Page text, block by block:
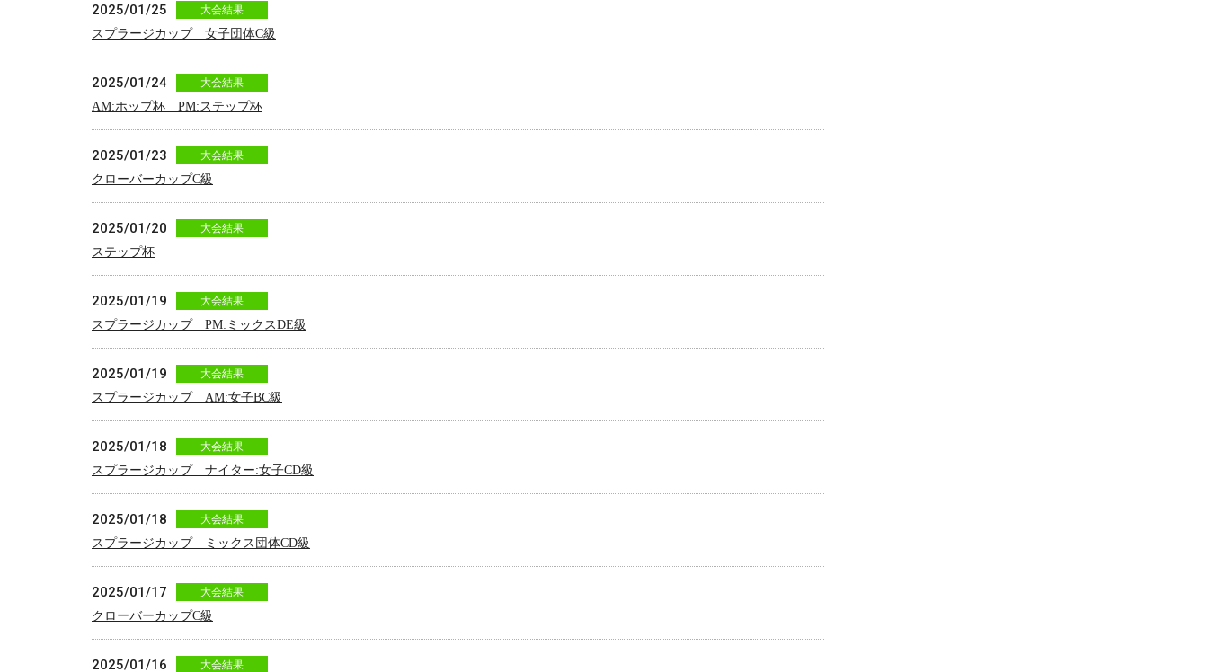
2025/01/25 大会結果
スプラージカップ 女子団体C級
2025/01/24 大会結果
AM:ホップ杯 PM:ステップ杯
2025/01/23 大会結果
クローバーカップC級
2025/01/20 大会結果
ステップ杯
2025/01/19 大会結果
スプラージカップ PM:ミックスDE級
2025/01/19 大会結果
スプラージカップ AM:女子BC級
2025/01/18 大会結果
スプラージカップ ナイター:女子CD級
2025/01/18 大会結果
スプラージカップ ミックス団体CD級
2025/01/17 大会結果
クローバーカップC級
2025/01/16 大会結果